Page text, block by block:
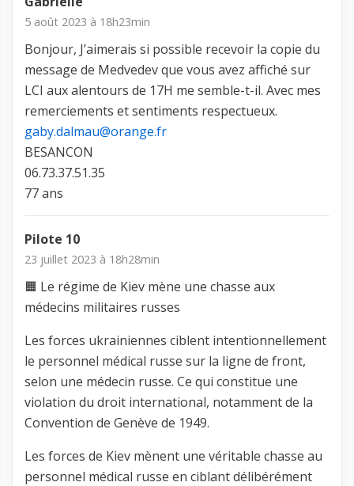
5 août 2023 à 18h23min
Bonjour, J’aimerais si possible recevoir la copie du
message de Medvedev que vous avez affiché sur
LCI aux alentours de 17H me semble-t-il. Avec mes
remerciements et sentiments respectueux.
gaby.dalmau@orange.fr
BESANCON
06.73.37.51.35
77 ans
Pilote 10
23 juillet 2023 à 18h28min
🟧 Le régime de Kiev mène une chasse aux
médecins militaires russes
Les forces ukrainiennes ciblent intentionnellement
le personnel médical russe sur la ligne de front,
selon une médecin russe. Ce qui constitue une
violation du droit international, notamment de la
Convention de Genève de 1949.
Les forces de Kiev mènent une véritable chasse au
personnel médical russe en ciblant délibérément